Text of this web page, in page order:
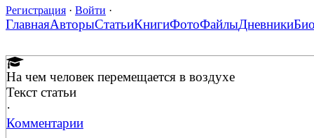
Регистрация · Войти ·
ГлавнаяАвторыСтатьиКнигиФотоФайлыДневники
На чем человек перемещается в воздухе
Текст статьи
·
Комментарии